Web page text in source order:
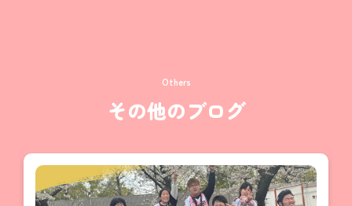
Others
その他のブログ